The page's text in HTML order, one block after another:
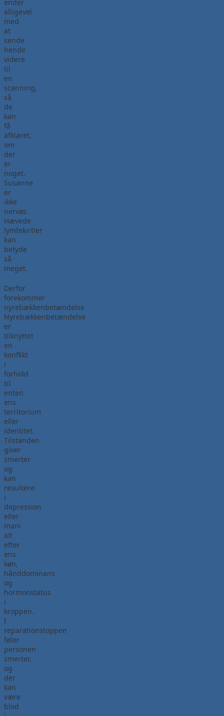
ender
alligevel
med
at
sende
hende
videre
til
en
scanning,
så
de
kan
få
afklaret,
om
der
er
noget.
Susanne
er
ikke
nervøs.
Hævede
lymfekirtler
kan
betyde
så
meget.
Derfor
forekommer
nyrebækkenbetændelse
Nyrebækkenbetændelse
er
tilknyttet
en
konflikt
i
forhold
til
enten
ens
territorium
eller
identitet.
Tilstanden
giver
smerter
og
kan
resultere
i
depression
eller
mani
alt
efter
ens
køn,
hånddominans
og
hormonstatus
i
kroppen.
I
reparationstoppen
føler
personen
smerter,
og
der
kan
være
blod